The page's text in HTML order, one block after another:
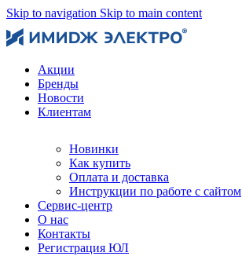
Skip to navigation Skip to main content
Акции
Бренды
Новости
Клиентам
Новинки
Как купить
Оплата и доставка
Инструкции по работе с сайтом
Сервис-центр
О нас
Контакты
Регистрация ЮЛ